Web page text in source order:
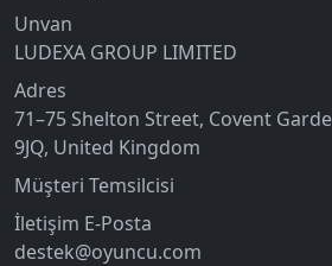
Unvan
LUDEXA GROUP LIMITED
Adres
71–75 Shelton Street, Covent
9JQ, United Kingdom
Müşteri Temsilcisi
İletişim E-Posta
destek@oyuncu.com